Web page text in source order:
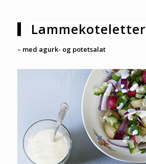
Lammekoteletter
– med agurk- og potetsalat